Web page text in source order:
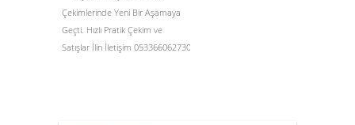
Çekimlerinde Yeni Bir Aşamaya
Geçti. Hızlı Pratik Çekim ve
Satışlar İlin İletişim 053366062730